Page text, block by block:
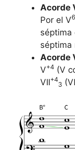
Acorde
Por el V6
séptima
séptima
Acorde
V+4 (V
VII+4
3